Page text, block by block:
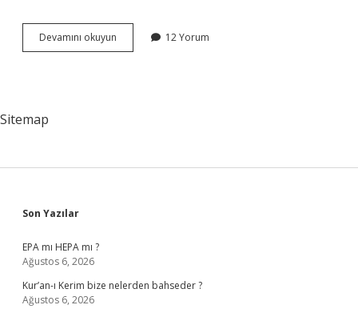
Devamını okuyun
Etiğine
12 Yorum
Sitemap
Sidebar
Son Yazılar
EPA mı HEPA mı ?
Ağustos 6, 2026
Kur’an-ı Kerim bize nelerden bahseder ?
Ağustos 6, 2026